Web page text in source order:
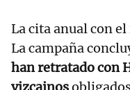
La cita anual con
La campaña
han retratado con